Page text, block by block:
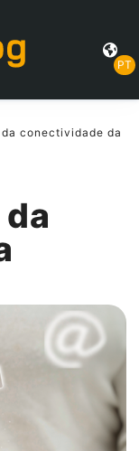
PT
conectividade da